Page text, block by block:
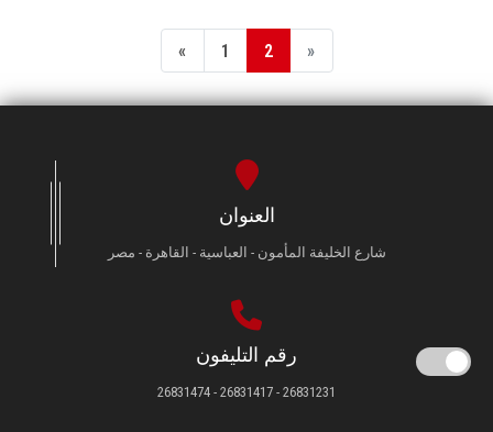
« 1 2 »
العنوان
شارع الخليفة المأمون - العباسية - القاهرة - مصر
رقم التليفون
26831231 - 26831417 - 26831474